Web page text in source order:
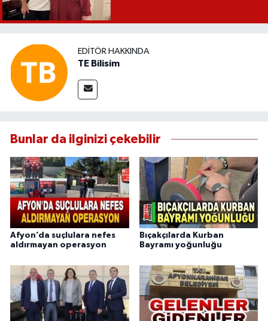
EDITÖR HAKKINDA
TE Bilisim
Bunlar da ilginizi çekebilir
Afyon’da suçlulara nefes
aldırmayan operasyon
Bıçakçılarda Kurban
Bayramı yoğunluğu